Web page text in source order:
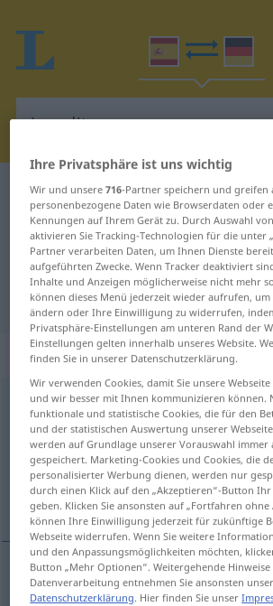
Spanisch-Deutsch Wörterbuch
Spanisch-Deutsch
"inaudito"
"inaudito" Deutsch
„inaudito“: adjetivo
inaudito [inaŭˈðito]adj
Übersicht aller Übersetzungen
(Für mehr Details die Übersetzung
unerhört, noch nicht da gewesen
unerhört inaudito
Ihre Privatsphäre ist uns wichtig
Wir und unsere716-Partner speichern und greifen
personenbezogene Daten wie Browserdaten oder
Kennungen auf Ihrem Gerät zu. Durch Auswahl
aktivieren Sie Tracking-Technologien für die unter
Partner verarbeiten Daten, um Ihnen Dienste
aufgeführten Zwecke. Wenn Tracker deaktiviert
Inhalte und Anzeigen möglicherweise nicht mehr
können dieses Menü jederzeit wieder aufrufen,
ändern oder Ihre Einwilligung zu widerrufen,
Privatsphäre-Einstellungen am unteren Rand der
Einstellungen gelten innerhalb unseres Website.
finden Sie in unserer Datenschutzerklärung.
Wir verwenden Cookies, damit Sie unsere
und wir besser mit Ihnen kommunizieren können.
funktionale und statistische Cookies, die für den
und der statistischen Auswertung unserer
werden auf Grundlage unserer Vorauswahl immer
gespeichert. Marketing-Cookies und Cookies, die
personalisierter Werbung dienen, werden nur
durch einen Klick auf den „Akzeptieren“-Button
geben. Klicken Sie ansonsten auf „Fortfahren ohne
können Ihre Einwilligung jederzeit für zukünftige
Webseite widerrufen. Wenn Sie weitere
und den Anpassungsmöglichkeiten möchten,
Button „Mehr Optionen“. Weitergehende Hinweise
Datenverarbeitung entnehmen Sie ansonsten
Datenschutzerklärung. Hier finden Sie unser